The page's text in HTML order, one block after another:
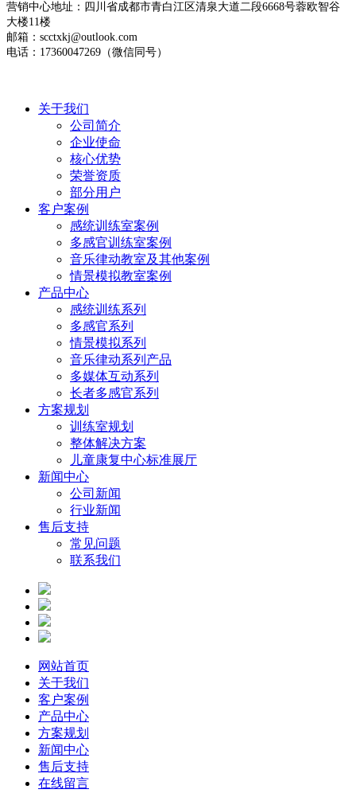
营销中心地址：四川省成都市青白江区清泉大道二段6668号蓉欧智谷
大楼11楼
邮箱：scctxkj@outlook.com
电话：17360047269（微信同号）
关于我们
公司简介
企业使命
核心优势
荣誉资质
部分用户
客户案例
感统训练室案例
多感官训练室案例
音乐律动教室及其他案例
情景模拟教室案例
产品中心
感统训练系列
多感官系列
情景模拟系列
音乐律动系列产品
多媒体互动系列
长者多感官系列
方案规划
训练室规划
整体解决方案
儿童康复中心标准展厅
新闻中心
公司新闻
行业新闻
售后支持
常见问题
联系我们
网站首页
关于我们
客户案例
产品中心
方案规划
新闻中心
售后支持
在线留言